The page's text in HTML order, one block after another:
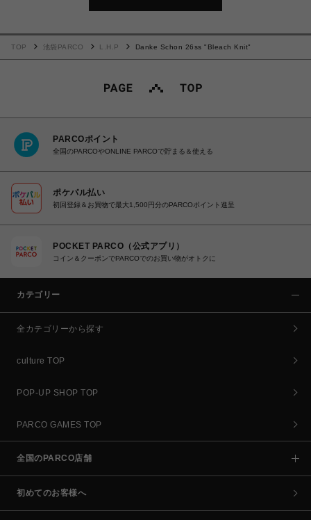
TOP 池袋PARCO L.H.P Danke Schon 26ss "Bleach Knit"
PARCOポイント
全国のPARCOやONLINE PARCOで貯まる＆使える
ポケパル払い
初回登録＆お買物で最大1,500円分のPARCOポイント進呈
POCKET PARCO（公式アプリ）
コイン＆クーポンでPARCOでのお買い物がオトクに
カテゴリー
全カテゴリーから探す
culture TOP
POP-UP SHOP TOP
PARCO GAMES TOP
全国のPARCO店舗
初めてのお客様へ